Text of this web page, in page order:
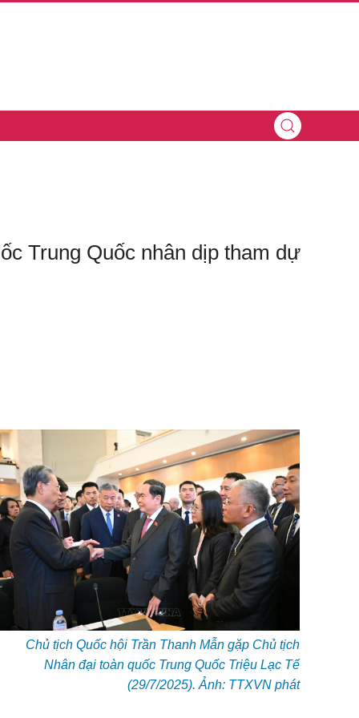
Trung Quốc nhân dịp tham dự
Chủ tịch Quốc hội Trần Thanh Mẫn gặp Chủ tịch
Nhân đại toàn quốc Trung Quốc Triệu Lạc Tế
(29/7/2025). Ảnh: TTXVN phát